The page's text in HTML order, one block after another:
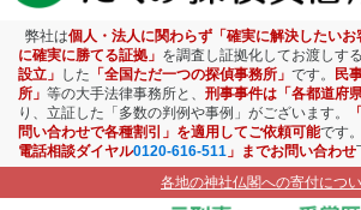
素行調査
盗聴盗撮調査
ストーカー対策
弊社は個人・法人に関わらず「確実に解決したいお
に確実に勝てる証拠」 を調査し証拠化してお渡しする
設立」 した 「全国ただ一つの探偵事務所」 です。
民
所」 等の大手法律事務所と、 刑事事件は「各都道府県
り、立証した「多数の判例や事例」がございます。
問い合わせで各種割引」を適用してご依頼可能です
電話相談ダイヤル0120-616-511 」までお問い合わせ
各地の神社仏閣への寄付につ